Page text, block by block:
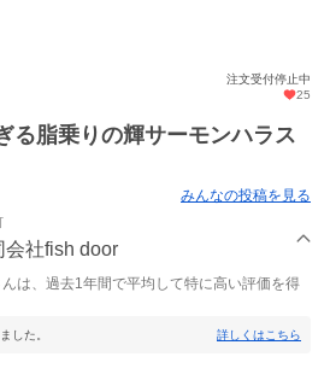
注文受付停止中
25
る脂乗りの輝サーモンハラス
みんなの投稿を見る
会社fish door
は、過去1年間で平均して特に高い評価を得
した。 詳しくはこちら